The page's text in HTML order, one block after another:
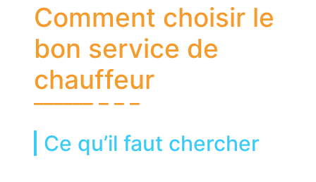
Comment choisir le
bon service de
chauffeur
Ce qu’il faut chercher